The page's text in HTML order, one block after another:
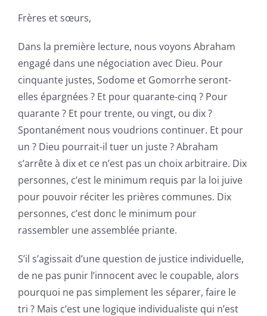
Frères et sœurs,
Dans la première lecture, nous voyons Abraham
engagé dans une négociation avec Dieu. Pour
cinquante justes, Sodome et Gomorrhe seront-
elles épargnées ? Et pour quarante-cinq ? Pour
quarante ? Et pour trente, ou vingt, ou dix ?
Spontanément nous voudrions continuer. Et pour
un ? Dieu pourrait-il tuer un juste ? Abraham
s’arrête à dix et ce n’est pas un choix arbitraire. Dix
personnes, c’est le minimum requis par la loi juive
pour pouvoir réciter les prières communes. Dix
personnes, c’est donc le minimum pour
rassembler une assemblée priante.
S’il s’agissait d’une question de justice individuelle,
de ne pas punir l’innocent avec le coupable, alors
pourquoi ne pas simplement les séparer, faire le
tri ? Mais c’est une logique individualiste qui n’est